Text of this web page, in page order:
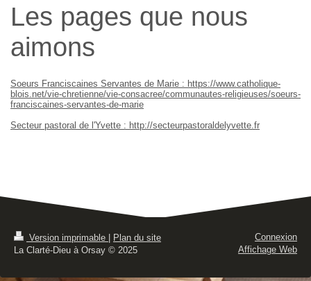
Les pages que nous
aimons
Soeurs Franciscaines Servantes de Marie : https://www.catholique-
blois.net/vie-chretienne/vie-consacree/communautes-religieuses/soeurs-
franciscaines-servantes-de-marie
Secteur pastoral de l'Yvette : http://secteurpastoraldelyvette.fr
Version imprimable | Plan du site
La Clarté-Dieu à Orsay © 2025
Connexion
Affichage Web